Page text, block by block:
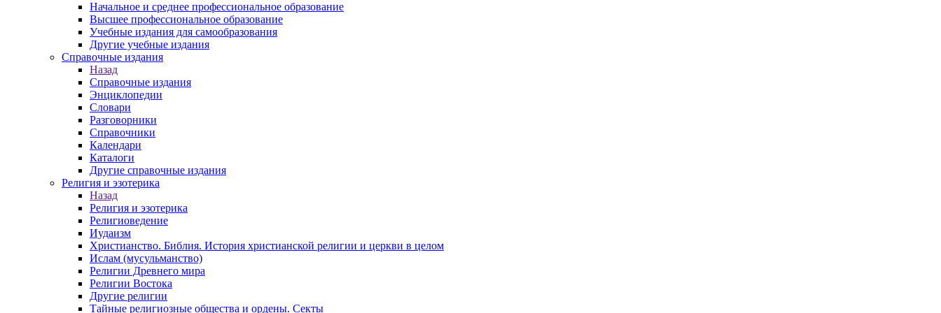
Начальное и среднее профессиональное образование
Высшее профессиональное образование
Учебные издания для самообразования
Другие учебные издания
Справочные издания
Назад
Справочные издания
Энциклопедии
Словари
Разговорники
Справочники
Календари
Каталоги
Другие справочные издания
Религия и эзотерика
Назад
Религия и эзотерика
Религиоведение
Иудаизм
Христианство. Библия. История христианской религии и церкви в целом
Ислам (мусульманство)
Религии Древнего мира
Религии Востока
Другие религии
Тайные религиозные общества и ордены. Секты